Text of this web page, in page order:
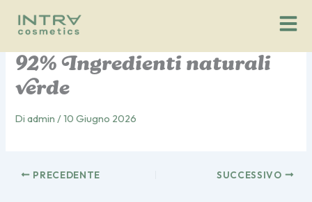
92% Ingredienti naturali
verde
Diadmin/10 Giugno 2026
PRECEDENTE SUCCESSIVO